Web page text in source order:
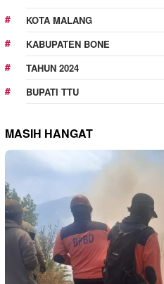
KOTA MALANG
KABUPATEN BONE
TAHUN 2024
BUPATI TTU
MASIH HANGAT